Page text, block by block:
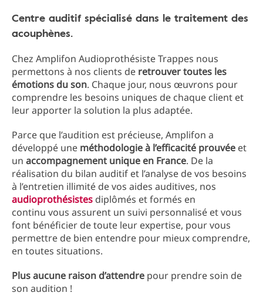
Centre auditif spécialisé dans le traitement des
acouphènes.
Chez Amplifon Audioprothésiste Trappes nous
permettons à nos clients de retrouver toutes les
émotions du son. Chaque jour, nous œuvrons pour
comprendre les besoins uniques de chaque client et
leur apporter la solution la plus adaptée.
Parce que l’audition est précieuse, Amplifon a
développé une méthodologie à l’efficacité prouvée et
un accompagnement unique en France. De la
réalisation du bilan auditif et l’analyse de vos besoins
à l’entretien illimité de vos aides auditives, nos
audioprothésistes diplômés et formés en
continu vous assurent un suivi personnalisé et vous
font bénéficier de toute leur expertise, pour vous
permettre de bien entendre pour mieux comprendre,
en toutes situations.
Plus aucune raison d’attendre pour prendre soin de
son audition !